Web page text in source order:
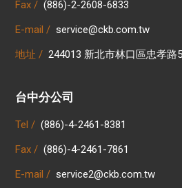
Fax / (886)-2-2608-6833
E-mail / service@ckb.com.tw
地址 / 244013 新北市林口區忠孝路
台中分公司
Tel / (886)-4-2461-8381
Fax / (886)-4-2461-7861
E-mail / service2@ckb.com.tw